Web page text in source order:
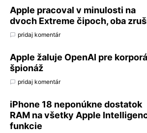
Apple pracoval v minulosti na
dvoch Extreme čipoch, oba
pridaj komentár
Apple žaluje OpenAI pre
špionáž
pridaj komentár
iPhone 18 neponúkne dostatok
RAM na všetky Apple
funkcie